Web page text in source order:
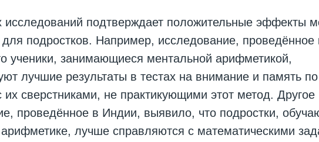
исследований подтверждает положительные эффекты
подростков. Например, исследование, проведённое
ученики, занимающиеся ментальной арифметикой,
лучшие результаты в тестах на внимание и память по
сверстниками, не практикующими этот метод. Другое
проведённое в Индии, выявило, что подростки,
лучше справляются с математическими